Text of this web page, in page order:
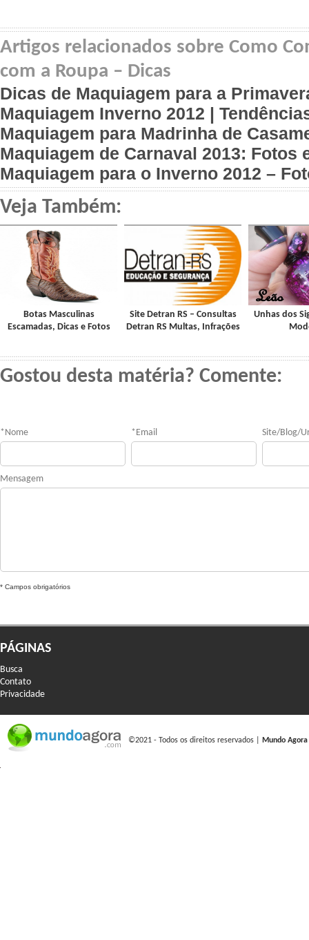
Artigos relacionados sobre Como
com a Roupa – Dicas
Dicas de Maquiagem para a
Maquiagem Inverno 2012 |
Maquiagem para Madrinha de
Maquiagem de Carnaval 2013: Fotos
Maquiagem para o Inverno 2012 –
Veja Também:
Botas Masculinas
Escamadas, Dicas e Fotos
Site Detran RS – Consultas
Detran RS Multas, Infrações
Unhas dos
Gostou desta matéria? Comente:
* Nome * Email Site/Blog/
Mensagem
* Campos obrigatórios
PÁGINAS
Busca
Contato
Privacidade
©2021 - Todos os direitos reservados | Mundo Agora